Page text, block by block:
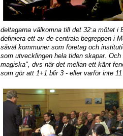
deltagarna välkomna till det 32:a mötet i
definiera ett av de centrala begreppen i
såväl kommuner som företag och
som utvecklingen hela tiden skapar.
magiska", dvs när det mellan ett känt
som gör att 1+1 blir 3 - eller varför inte